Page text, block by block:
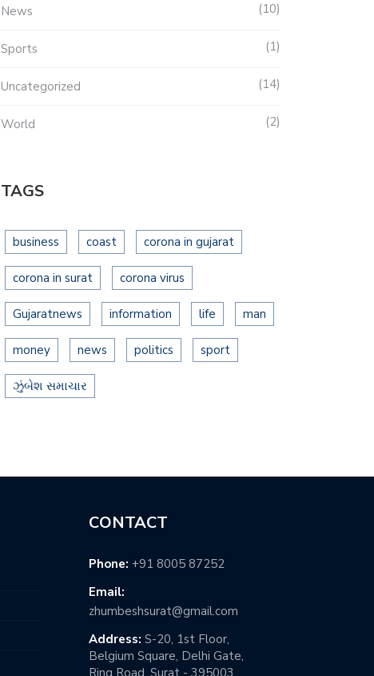
News 10
Sports 1
Uncategorized 14
World 2
TAGS
business coast corona in gujarat
corona in surat corona virus
Gujaratnews information life man
money news politics sport
ઝુંબેશ સમાચાર
CONTACT
Phone: +91 8005 87252
Email:
zhumbeshsurat@gmail.com
Address: S-20, 1st Floor,
Belgium Square, Delhi Gate,
Ring Road, Surat - 395003,